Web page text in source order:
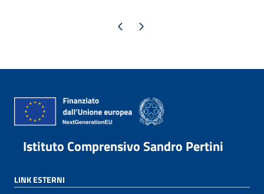
Pagina precedente
Pagina successiva
Istituto Comprensivo Sandro Pertini
LINK ESTERNI